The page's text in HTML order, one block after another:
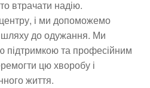
втрачати надію.
і ми допоможемо
до одужання. Ми
та професійним
цю хворобу і
життя.